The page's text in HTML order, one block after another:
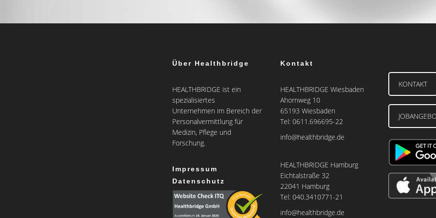
Über Healthbridge
HEALTHBRIDGE ist ein
spezialisiertes
Unternehmen im Bereich der
Personalvermittlung für
Medizin, Pflege und
Forschung.
Impressum
Datenschutz
Kontakt
HEALTHBRIDGE Wiesbaden
Ahornweg 10
65193 Wiesbaden
Tel: 0611.696695-22
info@healthbridge.de
HEALTHBRIDGE Hamburg
Eichtalstraße 32
22041 Hamburg
Tel: 040.3410771-21
info@healthbridge.de
KONTAKT